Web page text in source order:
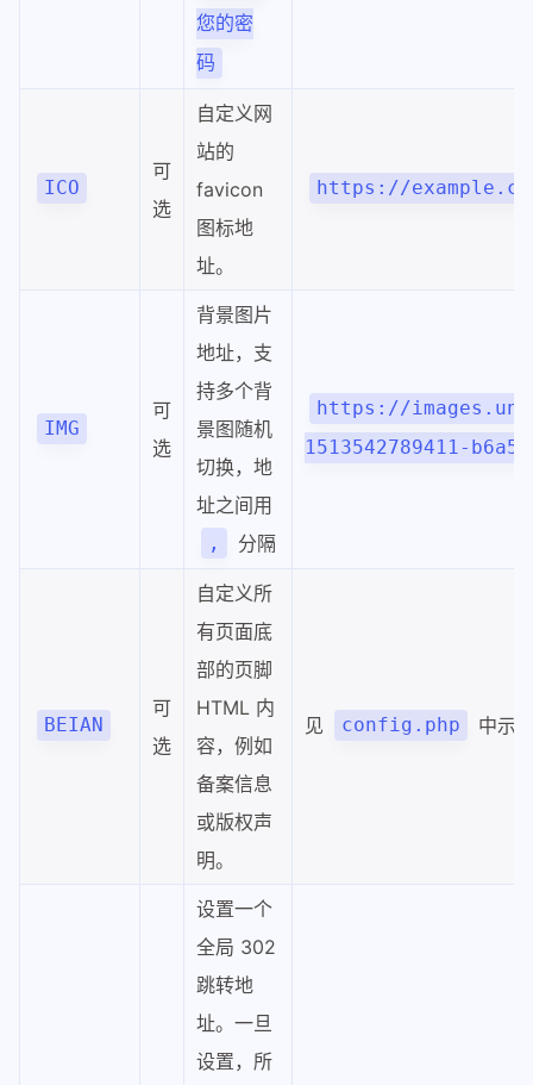
您的密
码
ICO
可
选
自定义网
站的
favicon
图标地
址。
https://
IMG
可
选
背景图片
地址，支
持多个背
景图随机
切换，地
址之间用
, 分隔
https://
1513542789411-
BEIAN
可
选
自定义所
有页面底
部的页脚
HTML 内
容，例如
备案信息
或版权声
明。
见 config.php 中示
设置一个
全局 302
跳转地
址。一旦
设置，所